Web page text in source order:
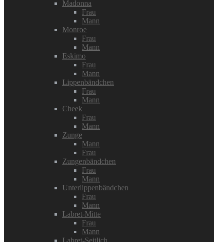
Madonna
Frau
Mann
Monroe
Frau
Mann
Eskimo
Frau
Mann
Lippenbändchen
Frau
Mann
Cheek
Frau
Mann
Zunge
Mann
Frau
Zungenbändchen
Frau
Mann
Unterlippenbändchen
Frau
Mann
Labret-Mitte
Frau
Mann
Labret-Seitlich